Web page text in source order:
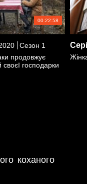
00:22:58
Сезон 1
продовжує
своєї господарки
коханого